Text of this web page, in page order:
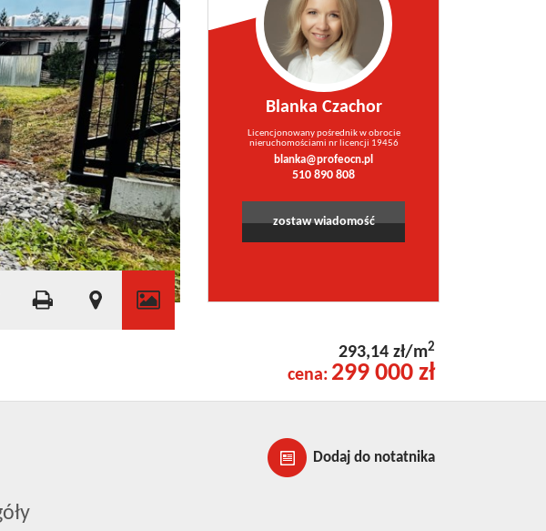
©OpenStreetMap contributors
Blanka Czachor
Licencjonowany pośrednik w obrocie
nieruchomościami nr licencji 19456
blanka@profeocn.pl
510 890 808
zostaw wiadomość
293,14 zł/m2
cena: 299 000 zł
Dodaj do notatnika